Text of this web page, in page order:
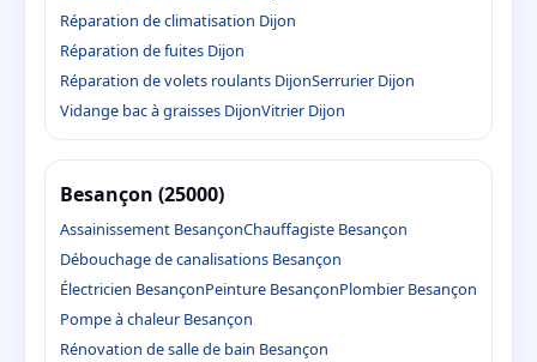
Réparation de climatisation Dijon
Réparation de fuites Dijon
Réparation de volets roulants DijonSerrurier Dijon
Vidange bac à graisses DijonVitrier Dijon
Besançon (25000)
Assainissement BesançonChauffagiste Besançon
Débouchage de canalisations Besançon
Électricien BesançonPeinture BesançonPlombier Besançon
Pompe à chaleur Besançon
Rénovation de salle de bain Besançon